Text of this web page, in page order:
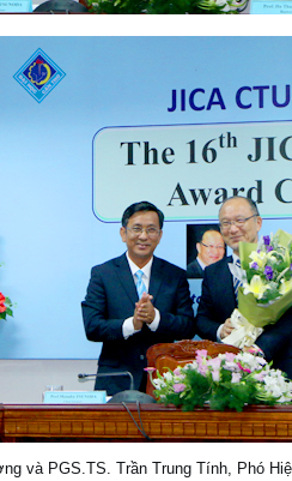
và PGS.TS. Trần Trung Tính, Phó